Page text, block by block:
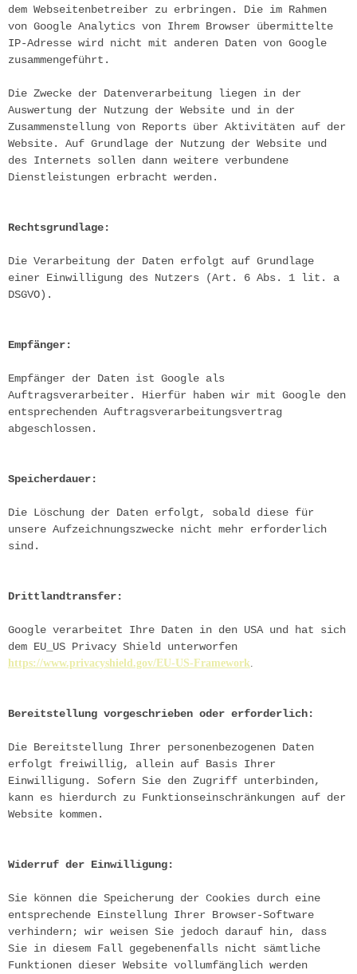
dem Webseitenbetreiber zu erbringen. Die im Rahmen
von Google Analytics von Ihrem Browser übermittelte
IP-Adresse wird nicht mit anderen Daten von Google
zusammengeführt.
Die Zwecke der Datenverarbeitung liegen in der
Auswertung der Nutzung der Website und in der
Zusammenstellung von Reports über Aktivitäten auf der
Website. Auf Grundlage der Nutzung der Website und
des Internets sollen dann weitere verbundene
Dienstleistungen erbracht werden.
Rechtsgrundlage:
Die Verarbeitung der Daten erfolgt auf Grundlage
einer Einwilligung des Nutzers (Art. 6 Abs. 1 lit. a
DSGVO).
Empfänger:
Empfänger der Daten ist Google als
Auftragsverarbeiter. Hierfür haben wir mit Google den
entsprechenden Auftragsverarbeitungsvertrag
abgeschlossen.
Speicherdauer:
Die Löschung der Daten erfolgt, sobald diese für
unsere Aufzeichnungszwecke nicht mehr erforderlich
sind.
Drittlandtransfer:
Google verarbeitet Ihre Daten in den USA und hat sich
dem EU_US Privacy Shield unterworfen
https://www.privacyshield.gov/EU-US-Framework
Bereitstellung vorgeschrieben oder erforderlich:
Die Bereitstellung Ihrer personenbezogenen Daten
erfolgt freiwillig, allein auf Basis Ihrer
Einwilligung. Sofern Sie den Zugriff unterbinden,
kann es hierdurch zu Funktionseinschränkungen auf der
Website kommen.
Widerruf der Einwilligung:
Sie können die Speicherung der Cookies durch eine
entsprechende Einstellung Ihrer Browser-Software
verhindern; wir weisen Sie jedoch darauf hin, dass
Sie in diesem Fall gegebenenfalls nicht sämtliche
Funktionen dieser Website vollumfänglich werden